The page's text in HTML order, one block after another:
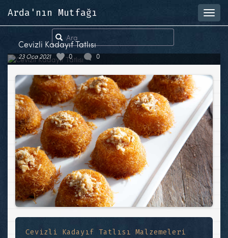
Arda'nın Mutfağı
Cevizli Kadayıf Tatlısı
23 Oca 2021 0 0
Cevizli Kadayıf Tatlısı Malzemeleri